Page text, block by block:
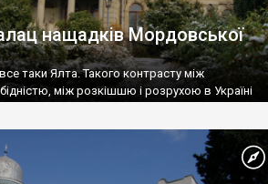
нащадків Мордовської
таки Ялта. Такого контрасту між
між розкішшю і розрухою в Україні